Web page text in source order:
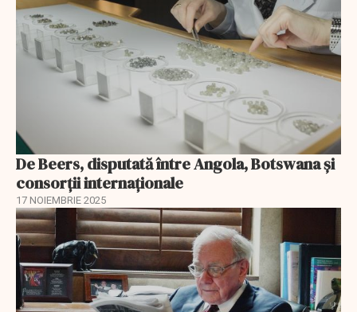
De Beers, disputată între Angola, Botswana și
consorții internaționale
17 NOIEMBRIE 2025